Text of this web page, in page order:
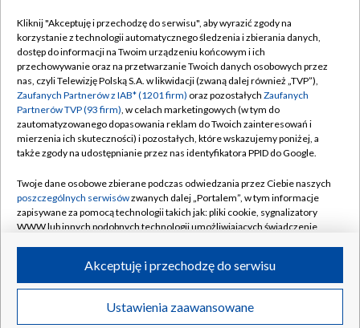
TVP
Abonament TVP
Emisja w TVP
Centrum informacji TVP
Naziemna Telewizja Cyfrowa
Rada Programowa
System NOS
Informacje o nadawcy
Program dla prasy
Ogłoszenie przetargowe
Regulamin TVP
Polityka prywatności
Moje zgody
Pomoc
Kontakt
Kanały
©2026 Telewizja Polska S.A. w likwidacji
Kliknij "Akceptuję i przechodzę do serwisu", aby wyrazić zgody na
korzystanie z technologii automatycznego śledzenia i zbierania danych,
dostęp do informacji na Twoim urządzeniu końcowym i ich
przechowywanie oraz na przetwarzanie Twoich danych osobowych przez
nas, czyli Telewizję Polską S.A. w likwidacji (zwaną dalej również „TVP”),
Zaufanych Partnerów z IAB* (1201 firm) oraz pozostałych Zaufanych
Partnerów TVP (93 firm), w celach marketingowych (w tym do
zautomatyzowanego dopasowania reklam do Twoich zainteresowań i
mierzenia ich skuteczności) i pozostałych, które wskazujemy poniżej, a
także zgody na udostępnianie przez nas identyfikatora PPID do Google.
Twoje dane osobowe zbierane podczas odwiedzania przez Ciebie naszych
poszczególnych serwisówzwanych dalej „Portalem”, w tym informacje
zapisywane za pomocą technologii takich jak: pliki cookie, sygnalizatory
WWW lub innych podobnych technologii umożliwiających świadczenie
ruchu w Internecie.
Twoje dane osobowe zbierane podczas odwiedzania przez Ciebie
poszczególnych serwisówna Portalu, takie jak adresy IP, identyfikatory
Ustawienia zaawansowane
Akceptuję i przechodzę do serwisu